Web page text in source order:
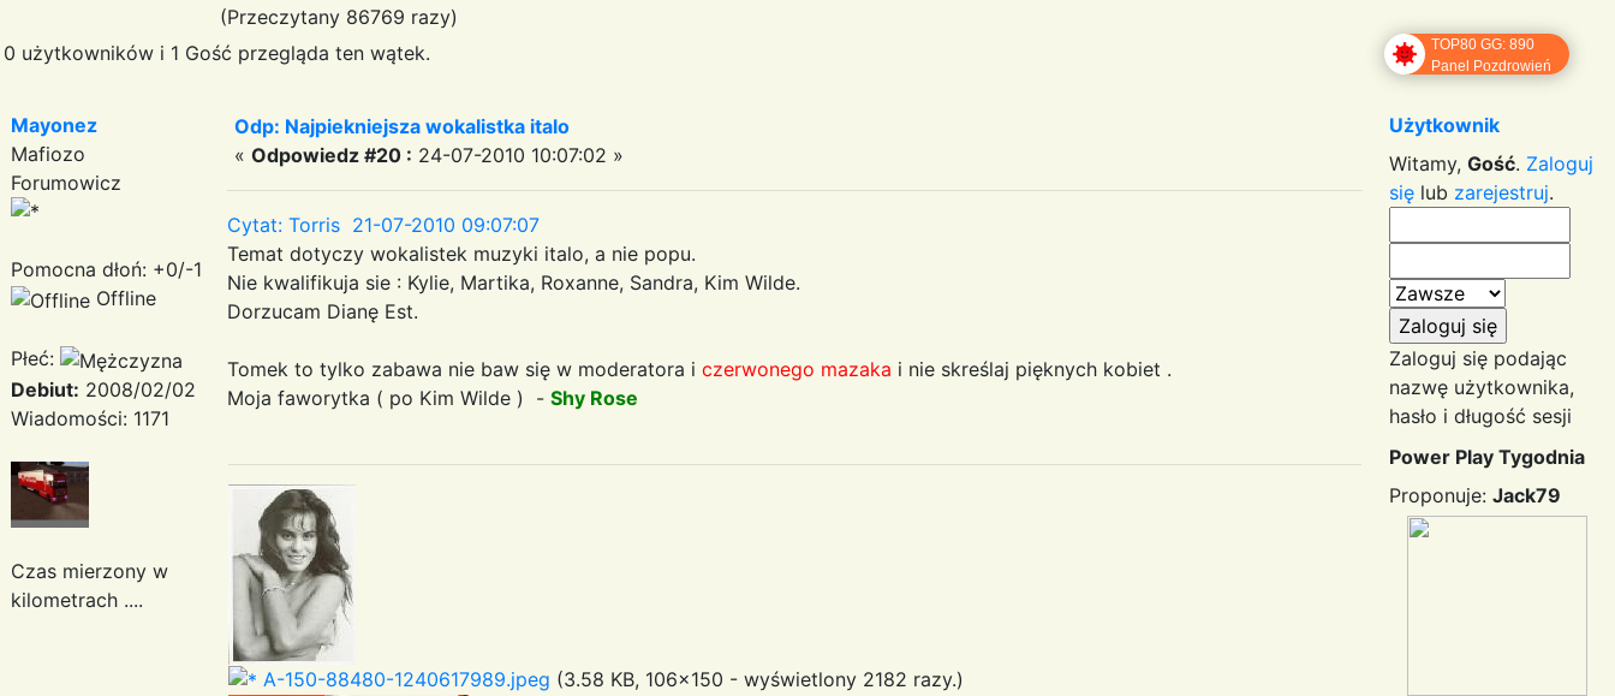
(Przeczytany 86769 razy)
0 użytkowników i 1 Gość przegląda ten wątek.
Mayonez
Mafiozo
Forumowicz
Pomocna dłoń: +0/-1
Offline
Płeć:
Debiut: 2008/02/02
Wiadomości: 1171
Czas mierzony w
kilometrach ....
Odp: Najpiekniejsza wokalistka italo
« Odpowiedz #20 : 24-07-2010 10:07:02 »
Cytat: Torris 21-07-2010 09:07:07
Temat dotyczy wokalistek muzyki italo, a nie popu.
Nie kwalifikuja sie : Kylie, Martika, Roxanne, Sandra, Kim Wilde.
Dorzucam Dianę Est.
Tomek to tylko zabawa nie baw się w moderatora i czerwonego mazaka i nie skreślaj pięknych kobiet .
Moja faworytka ( po Kim Wilde ) - Shy Rose
A-150-88480-1240617989.jpeg (3.58 KB, 106x150 - wyświetlony 2182 razy.)
TOP80 GG: 890
Panel Pozdrowień
Użytkownik
Witamy, Gość. Zaloguj
się lub zarejestruj.
Zaloguj się podając
nazwę użytkownika,
hasło i długość sesji
Power Play Tygodnia
Proponuje: Jack79